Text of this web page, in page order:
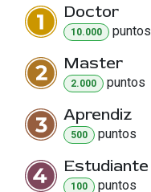
Doctor
10.000 puntos
Master
2.000 puntos
Aprendiz
500 puntos
Estudiante
100 puntos